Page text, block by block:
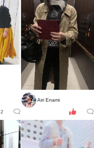
2
Airi Enami